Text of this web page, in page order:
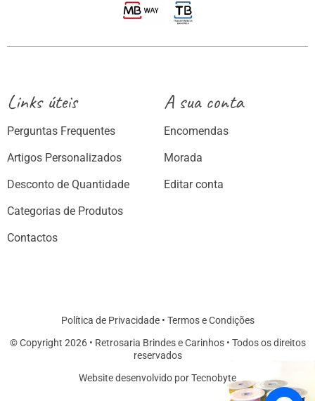
Links úteis
Perguntas Frequentes
Artigos Personalizados
Desconto de Quantidade
Categorias de Produtos
Contactos
A sua conta
Encomendas
Morada
Editar conta
Política de Privacidade• Termos e Condições
© Copyright 2026 • Retrosaria Brindes e Carinhos • Todos os direitos
reservados
Website desenvolvido por Tecnobyte